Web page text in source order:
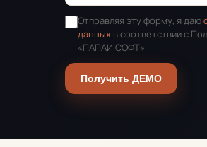
Отправляя эту форму, я даю
данных в соответствии с
«ПАПАИ СОФТ»
Получить ДЕМО